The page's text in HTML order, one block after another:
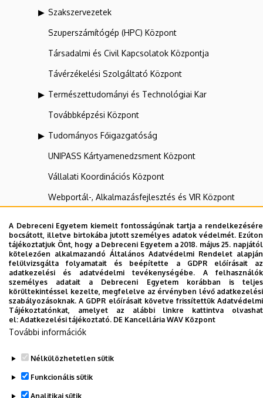
Szakszervezetek
Szuperszámítógép (HPC) Központ
Társadalmi és Civil Kapcsolatok Központja
Távérzékelési Szolgáltató Központ
Természettudományi és Technológiai Kar
Továbbképzési Központ
Tudományos Főigazgatóság
UNIPASS Kártyamenedzsment Központ
Vállalati Koordinációs Központ
Webportál-, Alkalmazásfejlesztés és VIR Központ
(WAV)
Zeneművészeti Kar
Dolgozói adatmódosítás igénylése a DE
telefonkönyvében|Külső személyek rögzítése a
DE telefonkönyvében|Súgó|Hibabejelentés
A Debreceni Egyetem kiemelt fontosságúnak tartja a rendelkezésére
bocsátott, illetve birtokába jutott személyes adatok védelmét. Ezúton
tájékoztatjuk Önt, hogy a Debreceni Egyetem a 2018. május 25. napjától
kötelezően alkalmazandó Általános Adatvédelmi Rendelet alapján
felülvizsgálta folyamatait és beépítette a GDPR előírásait az
adatkezelési és adatvédelmi tevékenységébe. A felhasználók
személyes adatait a Debreceni Egyetem korábban is teljes
körültekintéssel kezelte, megfelelve az érvényben lévő adatkezelési
szabályozásoknak. A GDPR előírásait követve frissítettük Adatvédelmi
Tájékoztatónkat, amelyet az alábbi linkre kattintva olvashat
el: Adatkezelési tájékoztató. DE Kancellária WAV Központ
További információk
Nélkülözhetetlen sütik
Funkcionális sütik
Analitikai sütik